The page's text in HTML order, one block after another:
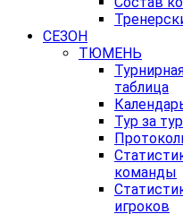
СЕЗОН
ТЮМЕНЬ
таблица
Тур за
команды
игроков